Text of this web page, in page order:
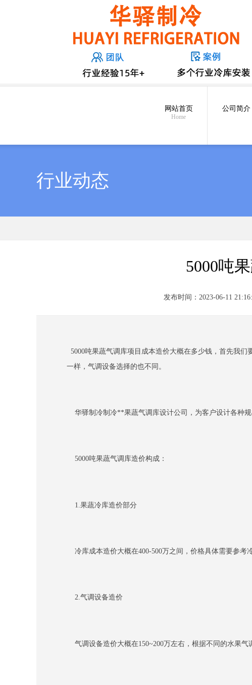
网站首页
Home
公司简介
行业动态
5000吨
发布时间：2023-06-11
5000吨果蔬气调库项目成本造价大概在多少钱，首先我
一样，气调设备选择的也不同。
华驿制冷制冷**果蔬气调库设计公司，为客户设计各种规
5000吨果蔬气调库造价构成：
1.果蔬冷库造价部分
冷库成本造价大概在400-500万之间，价格具体需要参考
2.气调设备造价
气调设备造价大概在150~200万左右，根据不同的水果气